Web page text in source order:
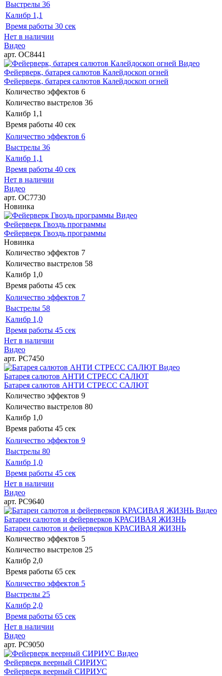
Выстрелы 36
Калибр 1,1
Время работы 30 сек
Нет в наличии
Видео
арт. ОС8441
Видео
Фейерверк, батарея салютов Калейдоскоп огней
Фейерверк, батарея салютов Калейдоскоп огней
Количество эффектов 6
Количество выстрелов 36
Калибр 1,1
Время работы 40 сек
Количество эффектов 6
Выстрелы 36
Калибр 1,1
Время работы 40 сек
Нет в наличии
Видео
арт. ОС7730
Новинка
Видео
Фейерверк Гвоздь программы
Фейерверк Гвоздь программы
Новинка
Количество эффектов 7
Количество выстрелов 58
Калибр 1,0
Время работы 45 сек
Количество эффектов 7
Выстрелы 58
Калибр 1,0
Время работы 45 сек
Нет в наличии
Видео
арт. РС7450
Видео
Батарея салютов АНТИ СТРЕСС САЛЮТ
Батарея салютов АНТИ СТРЕСС САЛЮТ
Количество эффектов 9
Количество выстрелов 80
Калибр 1,0
Время работы 45 сек
Количество эффектов 9
Выстрелы 80
Калибр 1,0
Время работы 45 сек
Нет в наличии
Видео
арт. РС9640
Видео
Батареи салютов и фейерверков КРАСИВАЯ ЖИЗНЬ
Батареи салютов и фейерверков КРАСИВАЯ ЖИЗНЬ
Количество эффектов 5
Количество выстрелов 25
Калибр 2,0
Время работы 65 сек
Количество эффектов 5
Выстрелы 25
Калибр 2,0
Время работы 65 сек
Нет в наличии
Видео
арт. РС9050
Видео
Фейерверк веерный СИРИУС
Фейерверк веерный СИРИУС